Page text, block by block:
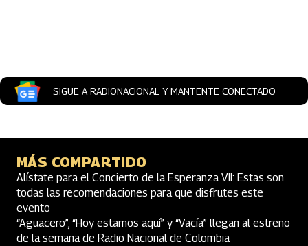
SIGUE A RADIONACIONAL Y MANTENTE CONECTADO
MÁS COMPARTIDO
Alístate para el Concierto de la Esperanza VII: Estas son
todas las recomendaciones para que disfrutes este
evento
“Aguacero”, “Hoy estamos aquí” y “Vacía” llegan al estreno
de la semana de Radio Nacional de Colombia